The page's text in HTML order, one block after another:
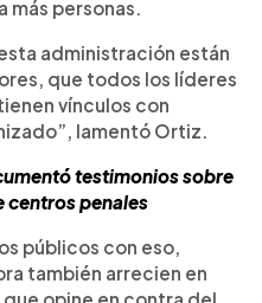
personas.
administración están
que todos los líderes
vínculos con
lamentó Ortiz.
testimonios sobre
centros penales
públicos con eso,
también arrecien en